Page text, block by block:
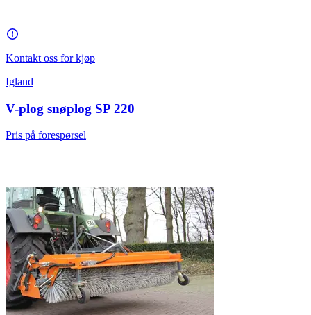
Kontakt oss for kjøp
Igland
V-plog snøplog SP 220
Pris på forespørsel